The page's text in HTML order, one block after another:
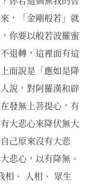
，「金剛般若」就
你要以般若波羅蜜
退轉，這裡面有這
面說是「應如是降
說，對阿羅漢和辟
發無上菩提心，有
大悲心來降伏無大
己原來沒有大悲
悲心，以有降無。
相、 人相、 眾生